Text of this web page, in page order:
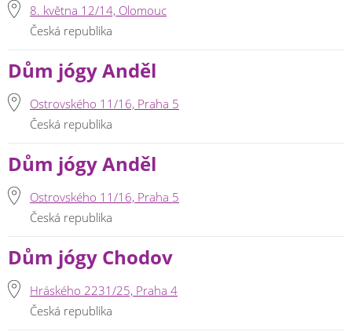
8. května 12/14, Olomouc
Česká republika
Dům jógy Anděl
Ostrovského 11/16, Praha 5
Česká republika
Dům jógy Anděl
Ostrovského 11/16, Praha 5
Česká republika
Dům jógy Chodov
Hráského 2231/25, Praha 4
Česká republika